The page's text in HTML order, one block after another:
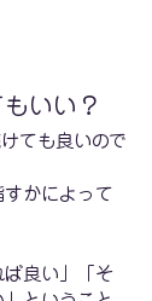
いい？
ても良いので
かによって
ば良い」「そ